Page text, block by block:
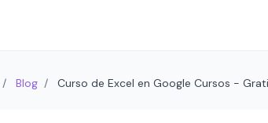
/ Blog / Curso de Excel en Google Cursos -